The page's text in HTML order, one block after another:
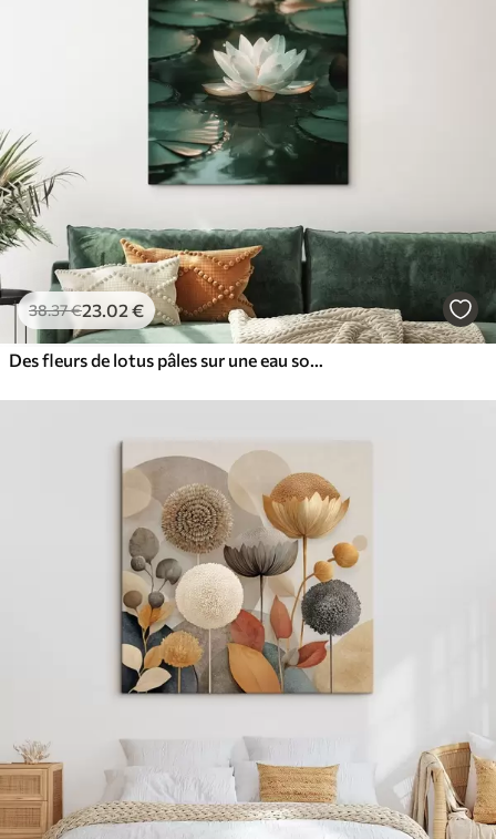
38.37€23.02€
Des fleurs de lotus pâles sur une eau sombre